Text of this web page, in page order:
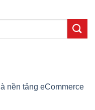
nền tảng eCommerce